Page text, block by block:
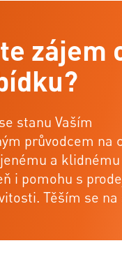
zájem
stanu Vaším
průvodcem na
a
i pomohu s
Těším se